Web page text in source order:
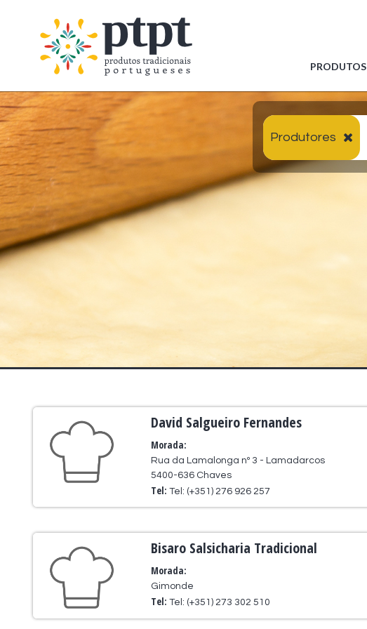
PRODUTOS
Produtores
David Salgueiro Fernandes
Morada:
Rua da Lamalonga nº 3 - Lamadarcos
5400-636 Chaves
Tel: Tel: (+351) 276 926 257
Bisaro Salsicharia Tradicional
Morada:
Gimonde
Tel: Tel: (+351) 273 302 510